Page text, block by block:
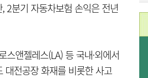
2분기 자동차보험 손익은 전년
앤젤레스(LA) 등 국내·외에서
대전공장 화재를 비롯한 사고